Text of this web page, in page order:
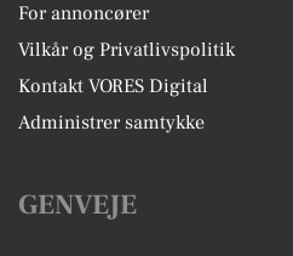
For annoncører
Vilkår og Privatlivspolitik
Kontakt VORES Digital
Administrer samtykke
GENVEJE